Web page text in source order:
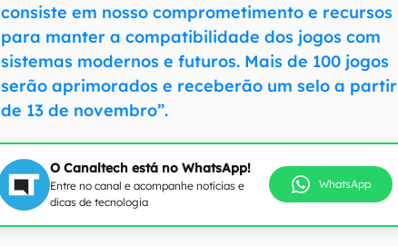
consiste em nosso comprometimento e recursos
para manter a compatibilidade dos jogos com
sistemas modernos e futuros. Mais de 100 jogos
serão aprimorados e receberão um selo a partir
de 13 de novembro”.
O Canaltech está no WhatsApp!
Entre no canal e acompanhe notícias e
dicas de tecnologia
WhatsApp